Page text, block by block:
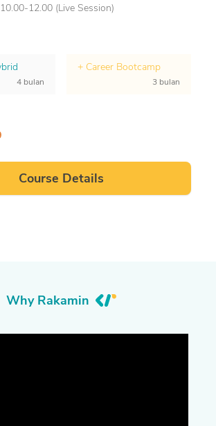
10.00-12.00 (Live Session)
4 bulan
+ Career Bootcamp
3 bulan
Course Details
Why Rakamin